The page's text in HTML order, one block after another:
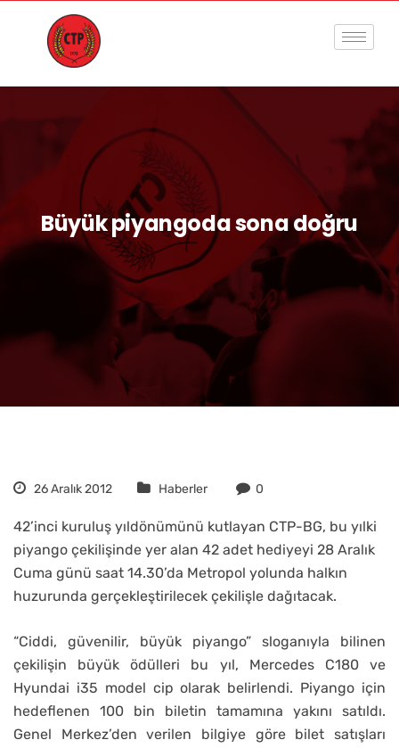
Büyük piyangoda sona doğru
26 Aralık 2012 Haberler 0
42’inci kuruluş yıldönümünü kutlayan CTP-BG, bu yılki
piyango çekilişinde yer alan 42 adet hediyeyi 28 Aralık
Cuma günü saat 14.30’da Metropol yolunda halkın
huzurunda gerçekleştirilecek çekilişle dağıtacak.
“Ciddi, güvenilir, büyük piyango” sloganıyla bilinen
çekilişin büyük ödülleri bu yıl, Mercedes C180 ve
Hyundai i35 model cip olarak belirlendi. Piyango için
hedeflenen 100 bin biletin tamamına yakını satıldı.
Genel Merkez’den verilen bilgiye göre bilet satışları